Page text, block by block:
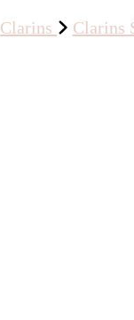
Clarins Clarins